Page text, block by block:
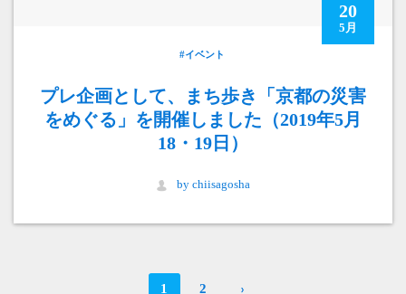
20
5月
#イベント
プレ企画として、まち歩き「京都の災害
をめぐる」を開催しました（2019年5月
18・19日）
by chiisagosha
1 2